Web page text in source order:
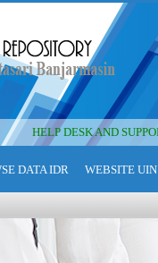
HELP DESK AND
DATA IDR WEBSITE